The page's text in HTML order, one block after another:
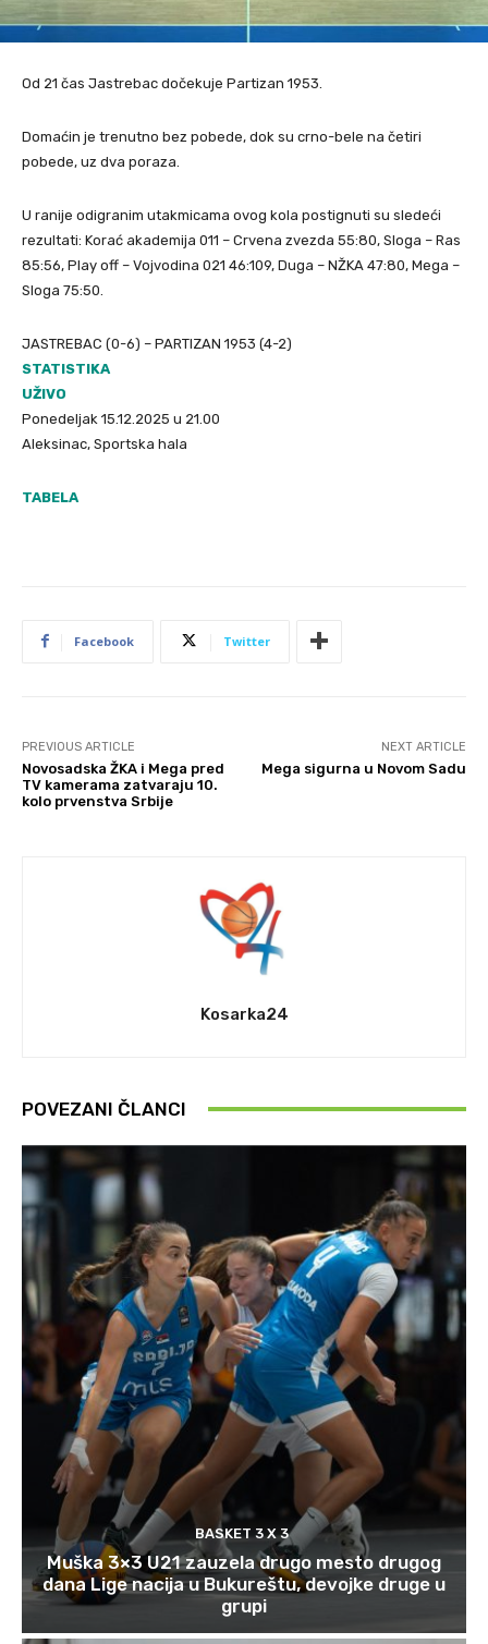
Od 21 čas Jastrebac dočekuje Partizan 1953.
Domaćin je trenutno bez pobede, dok su crno-bele na četiri
pobede, uz dva poraza.
U ranije odigranim utakmicama ovog kola postignuti su sledeći
rezultati: Korać akademija 011 – Crvena zvezda 55:80, Sloga – Ras
85:56, Play off – Vojvodina 021 46:109, Duga – NŽKA 47:80, Mega –
Sloga 75:50.
JASTREBAC (0-6) – PARTIZAN 1953 (4-2)
STATISTIKA
UŽIVO
Ponedeljak 15.12.2025 u 21.00
Aleksinac, Sportska hala
TABELA
Facebook Twitter
PREVIOUS ARTICLE
Novosadska ŽKA i Mega pred
TV kamerama zatvaraju 10.
kolo prvenstva Srbije
NEXT ARTICLE
Mega sigurna u Novom Sadu
Kosarka24
POVEZANI ČLANCI
BASKET 3 X 3
Muška 3×3 U21 zauzela drugo mesto drugog
dana Lige nacija u Bukureštu, devojke druge u
grupi